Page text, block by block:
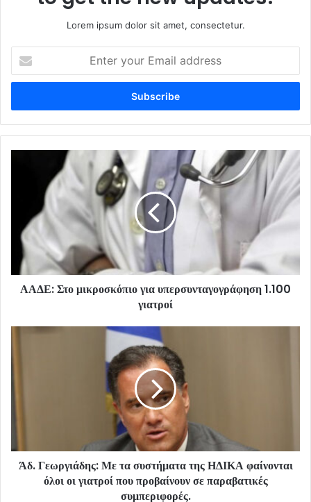
Lorem ipsum dolor sit amet, consectetur.
your
Email
ΑΑΔΕ: Στο μικροσκόπιο για υπερσυνταγογράφηση 1.100
γιατροί
Άδ. Γεωργιάδης: Με τα συστήματα της ΗΔΙΚΑ φαίνονται
όλοι οι γιατροί που προβαίνουν σε παραβατικές
συμπεριφορές.